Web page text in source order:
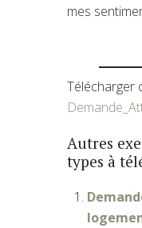
mes
Télécharger
Autres
types à